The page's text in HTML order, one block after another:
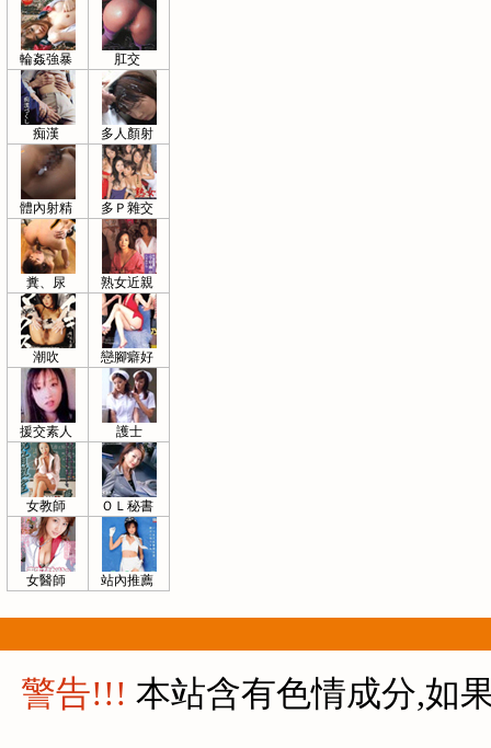
輪姦強暴 肛交
痴漢 多人顏射
體內射精 多Ｐ雜交
糞、尿 熟女近親
潮吹 戀腳癖好
援交素人 護士
女教師 ＯＬ秘書
女醫師 站內推薦
警告!!! 本站含有色情成分,如